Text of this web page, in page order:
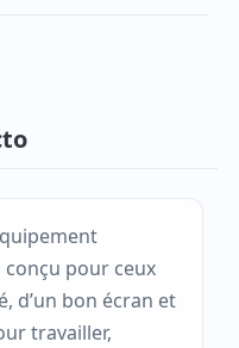
pour ceux
d’un bon écran et
travailler,